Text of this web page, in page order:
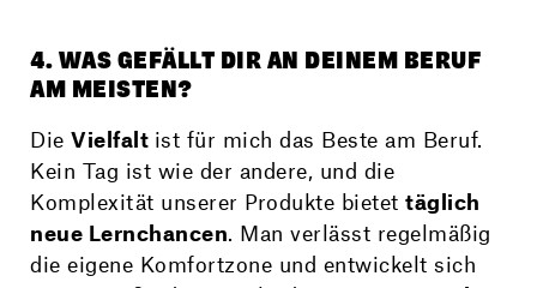
4. WAS GEFÄLLT DIR AN DEINEM BERUF
AM MEISTEN?
DieVielfalt ist für mich das Beste am Beruf.
Kein Tag ist wie der andere, und die
Komplexität unserer Produkte bietettäglich
neue Lernchancen. Man verlässt regelmäßig
die eigene Komfortzone und entwickelt sich